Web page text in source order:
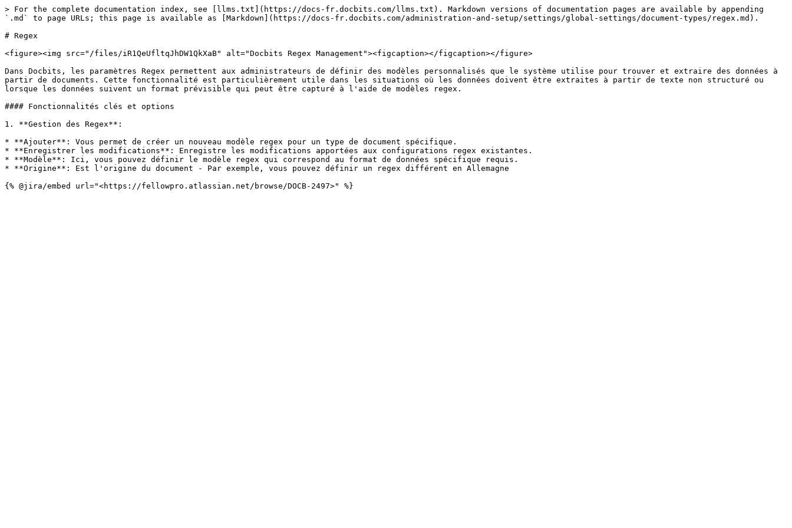
> For the complete documentation index, see [llms.txt](https://docs-fr.docbits.com/llms.txt). Markdown versions of documentation pages are available by appending
`.md` to page URLs; this page is available as [Markdown](https://docs-fr.docbits.com/administration-and-setup/settings/global-settings/document-types/regex.md).
# Regex
<figure><img src="/files/iR1QeUfltqJhDW1QkXaB" alt="Docbits Regex Management"><figcaption></figcaption></figure>
Dans Docbits, les paramètres Regex permettent aux administrateurs de définir des modèles personnalisés que le système utilise pour trouver et extraire des données à
partir de documents. Cette fonctionnalité est particulièrement utile dans les situations où les données doivent être extraites à partir de texte non structuré ou
lorsque les données suivent un format prévisible qui peut être capturé à l'aide de modèles regex.
#### Fonctionnalités clés et options
1. **Gestion des Regex**:
* **Ajouter**: Vous permet de créer un nouveau modèle regex pour un type de document spécifique.
* **Enregistrer les modifications**: Enregistre les modifications apportées aux configurations regex existantes.
* **Modèle**: Ici, vous pouvez définir le modèle regex qui correspond au format de données spécifique requis.
* **Origine**: Est l'origine du document - Par exemple, vous pouvez définir un regex différent en Allemagne